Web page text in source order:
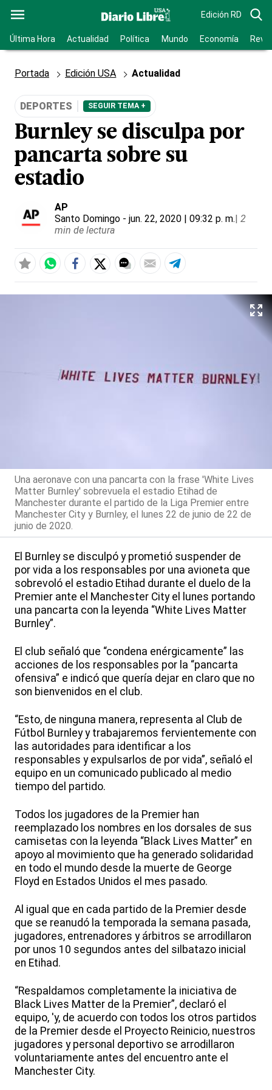
Edición RD
Última Hora Actualidad Política Mundo Economía
Portada Edición USA Actualidad
DEPORTES SEGUIR TEMA +
Burnley se disculpa por
pancarta sobre su
estadio
AP
Santo Domingo - jun. 22, 2020 | 09:32 p. m.| 2
min de lectura
Una aeronave con una pancarta con la frase 'White Lives
Matter Burnley' sobrevuela el estadio Etihad de
Manchester durante el partido de la Liga Premier entre
Manchester City y Burnley, el lunes 22 de junio de 22 de
junio de 2020.
El Burnley se disculpó y prometió suspender de
por vida a los responsables por una avioneta que
sobrevoló el estadio Etihad durante el duelo de la
Premier ante el Manchester City el lunes portando
una pancarta con la leyenda “White Lives Matter
Burnley”.
El club señaló que “condena enérgicamente” las
acciones de los responsables por la “pancarta
ofensiva” e indicó que quería dejar en claro que no
son bienvenidos en el club.
“Esto, de ninguna manera, representa al Club de
Fútbol Burnley y trabajaremos fervientemente con
las autoridades para identificar a los
responsables y expulsarlos de por vida”, señaló el
equipo en un comunicado publicado al medio
tiempo del partido.
Todos los jugadores de la Premier han
reemplazado los nombres en los dorsales de sus
camisetas con la leyenda “Black Lives Matter” en
apoyo al movimiento que ha generado solidaridad
en todo el mundo desde la muerte de George
Floyd en Estados Unidos el mes pasado.
Al igual que en cada partido de la Premier desde
que se reanudó la temporada la semana pasada,
jugadores, entrenadores y árbitros se arrodillaron
por unos 10 segundos antes del silbatazo inicial
en Etihad.
“Respaldamos completamente la iniciativa de
Black Lives Matter de la Premier”, declaró el
equipo, 'y, de acuerdo con todos los otros partidos
de la Premier desde el Proyecto Reinicio, nuestros
jugadores y personal deportivo se arrodillaron
voluntariamente antes del encuentro ante el
Manchester City.